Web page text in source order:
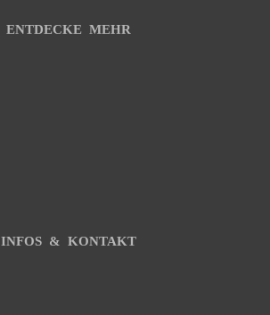
ENTDECKE MEHR
INFOS & KONTAKT